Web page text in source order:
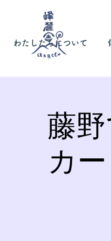
わたしたちについて
藤
カ